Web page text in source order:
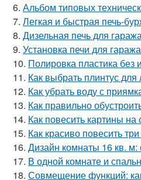
6. Альбом типовых
7. Легкая и быстрая печь-
8. Дизельная печь для
9. Установка печи для
10. Полировка пластика
11. Как выбрать плинтус
12. Как убрать воду с
13. Как правильно
14. Как повесить картины
15. Как красиво повесить
16. Дизайн комнаты 16 кв.
17. В одной комнате и
18. Совмещение функций: